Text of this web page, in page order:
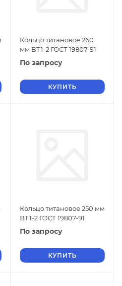
Кольцо титановое 260
мм ВТ1-2 ГОСТ 19807-91
По запросу
КУПИТЬ
Кольцо титановое 250 мм
ВТ1-2 ГОСТ 19807-91
По запросу
КУПИТЬ